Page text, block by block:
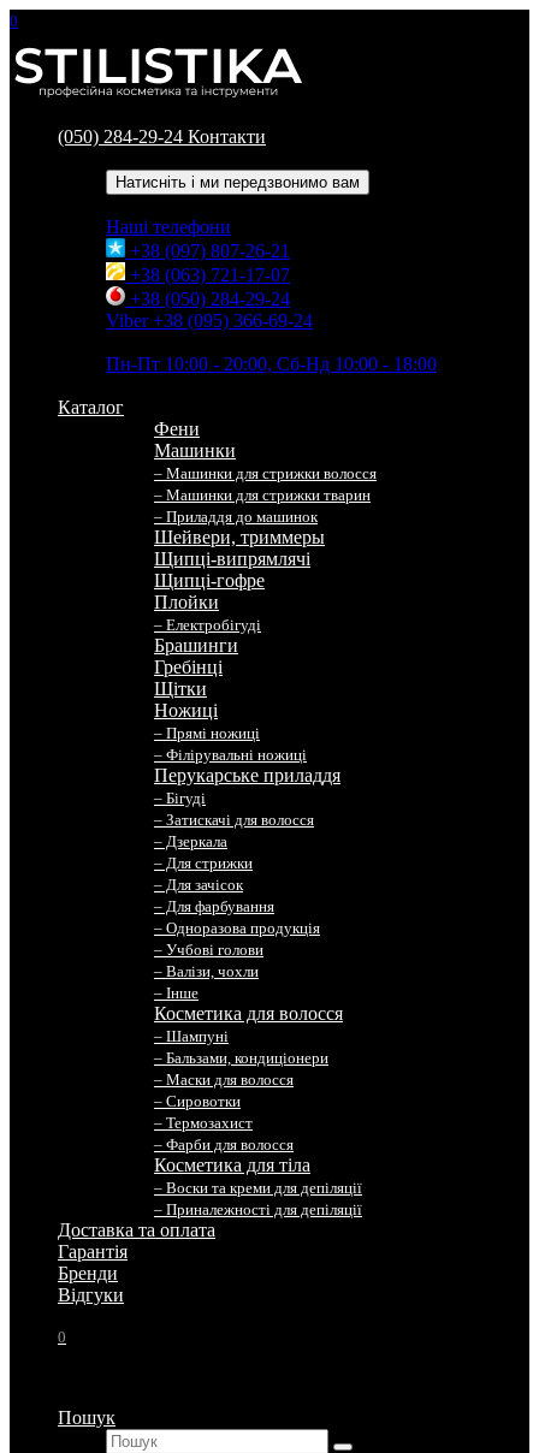
0
(050) 284-29-24 Контакти
Натисніть і ми передзвонимо вам
Наші телефони
+38 (097) 807-26-21
+38 (063) 721-17-07
+38 (050) 284-29-24
Viber +38 (095) 366-69-24
Пн-Пт 10:00 - 20:00, Сб-Нд 10:00 - 18:00
Каталог
Фени
Машинки
– Машинки для стрижки волосся
– Машинки для стрижки тварин
– Приладдя до машинок
Шейвери, триммеры
Щипці-випрямлячі
Щипці-гофре
Плойки
– Електробігуді
Брашинги
Гребінці
Щітки
Ножиці
– Прямі ножиці
– Філірувальні ножиці
Перукарське приладдя
– Бігуді
– Затискачі для волосся
– Дзеркала
– Для стрижки
– Для зачісок
– Для фарбування
– Одноразова продукція
– Учбові голови
– Валізи, чохли
– Інше
Косметика для волосся
– Шампуні
– Бальзами, кондиціонери
– Маски для волосся
– Сировотки
– Термозахист
– Фарби для волосся
Косметика для тіла
– Воски та креми для депіляції
– Приналежності для депіляції
Доставка та оплата
Гарантія
Бренди
Вiдгуки
0
Пошук